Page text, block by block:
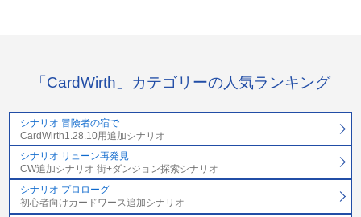
「CardWirth」カテゴリーの人気ランキング
シナリオ 冒険者の宿で
CardWirth1.28.10用追加シナリオ
シナリオ リューン再発見
CW追加シナリオ 街+ダンジョン探索シナリオ
シナリオ プロローグ
初心者向けカードワース追加シナリオ